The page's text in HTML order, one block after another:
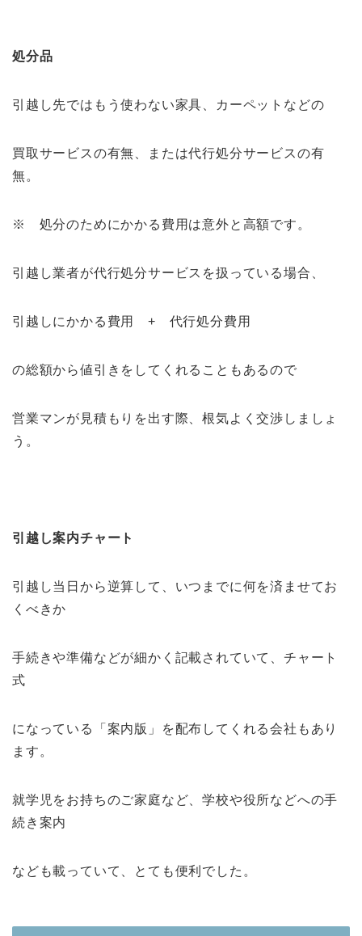
処分品
引越し先ではもう使わない家具、カーペットなどの
買取サービスの有無、または代行処分サービスの有
無。
※ 処分のためにかかる費用は意外と高額です。
引越し業者が代行処分サービスを扱っている場合、
引越しにかかる費用 + 代行処分費用
の総額から値引きをしてくれることもあるので
営業マンが見積もりを出す際、根気よく交渉しましょ
う。
引越し案内チャート
引越し当日から逆算して、いつまでに何を済ませてお
くべきか
手続きや準備などが細かく記載されていて、チャート
式
になっている「案内版」を配布してくれる会社もあり
ます。
就学児をお持ちのご家庭など、学校や役所などへの手
続き案内
なども載っていて、とても便利でした。